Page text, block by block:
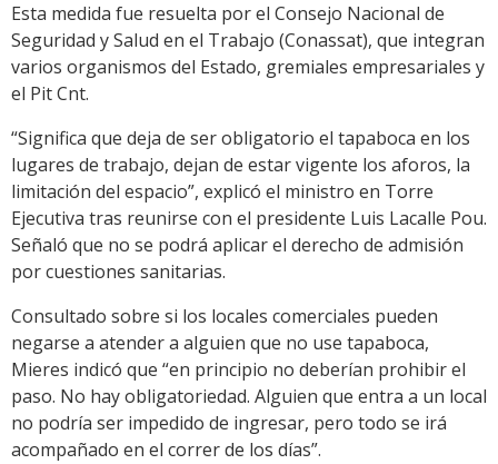
Esta medida fue resuelta por el Consejo Nacional de
Seguridad y Salud en el Trabajo (Conassat), que integran
varios organismos del Estado, gremiales empresariales y
el Pit Cnt.
“Significa que deja de ser obligatorio el tapaboca en los
lugares de trabajo, dejan de estar vigente los aforos, la
limitación del espacio”, explicó el ministro en Torre
Ejecutiva tras reunirse con el presidente Luis Lacalle Pou.
Señaló que no se podrá aplicar el derecho de admisión
por cuestiones sanitarias.
Consultado sobre si los locales comerciales pueden
negarse a atender a alguien que no use tapaboca,
Mieres indicó que “en principio no deberían prohibir el
paso. No hay obligatoriedad. Alguien que entra a un local
no podría ser impedido de ingresar, pero todo se irá
acompañado en el correr de los días”.